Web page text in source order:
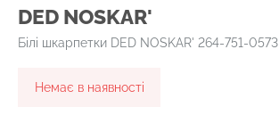
DED NOSKAR'
Білі шкарпетки DED NOSKAR' 264-751-0573
Немає в наявності